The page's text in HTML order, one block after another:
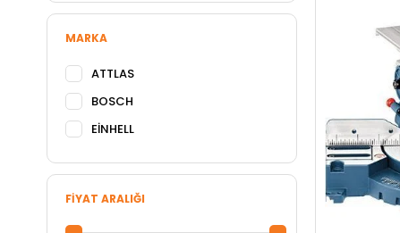
MARKA
ATTLAS
BOSCH
EİNHELL
FIYAT ARALIĞI